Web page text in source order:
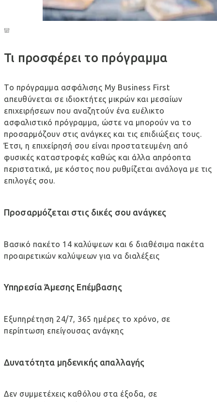
Τι προσφέρει το πρόγραμμα
Το πρόγραμμα ασφάλισης My Business First
απευθύνεται σε ιδιοκτήτες μικρών και μεσαίων
επιχειρήσεων που αναζητούν ένα ευέλικτο
ασφαλιστικό πρόγραμμα, ώστε να μπορούν να το
προσαρμόζουν στις ανάγκες και τις επιδιώξεις τους.
Έτσι, η επιχείρησή σου είναι προστατευμένη από
φυσικές καταστροφές καθώς και άλλα απρόοπτα
περιστατικά, με κόστος που ρυθμίζεται ανάλογα με τις
επιλογές σου.
Προσαρμόζεται στις δικές σου ανάγκες
Βασικό πακέτο 14 καλύψεων και 6 διαθέσιμα πακέτα
προαιρετικών καλύψεων για να διαλέξεις
Υπηρεσία Άμεσης Επέμβασης
Εξυπηρέτηση 24/7, 365 ημέρες το χρόνο, σε
περίπτωση επείγουσας ανάγκης
Δυνατότητα μηδενικής απαλλαγής
Δεν συμμετέχεις καθόλου στα έξοδα, σε